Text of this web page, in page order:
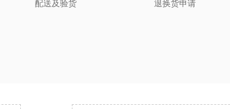
配送及验货
退换货申请